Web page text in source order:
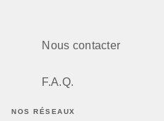
Nous contacter
F.A.Q.
NOS RÉSEAUX